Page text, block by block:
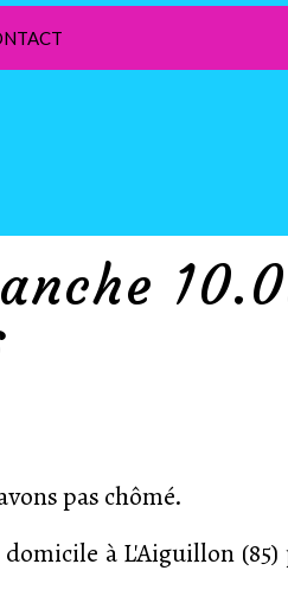
pas chômé.
à L'Aiguillon